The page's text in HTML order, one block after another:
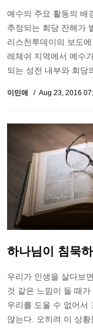
예수의 주요 활동의 배
추정되는 회당 잔해가
리스천투데이의 보도
레체쉬 지역에서 예수
되는 성전 내부와 회당
이민애 Aug 23, 2016
하나님이 침묵
우리가 인생을 살다보
것 같은 느낌이 들 때
우리를 도울 수 없어서
않는다. 오히려 이 상